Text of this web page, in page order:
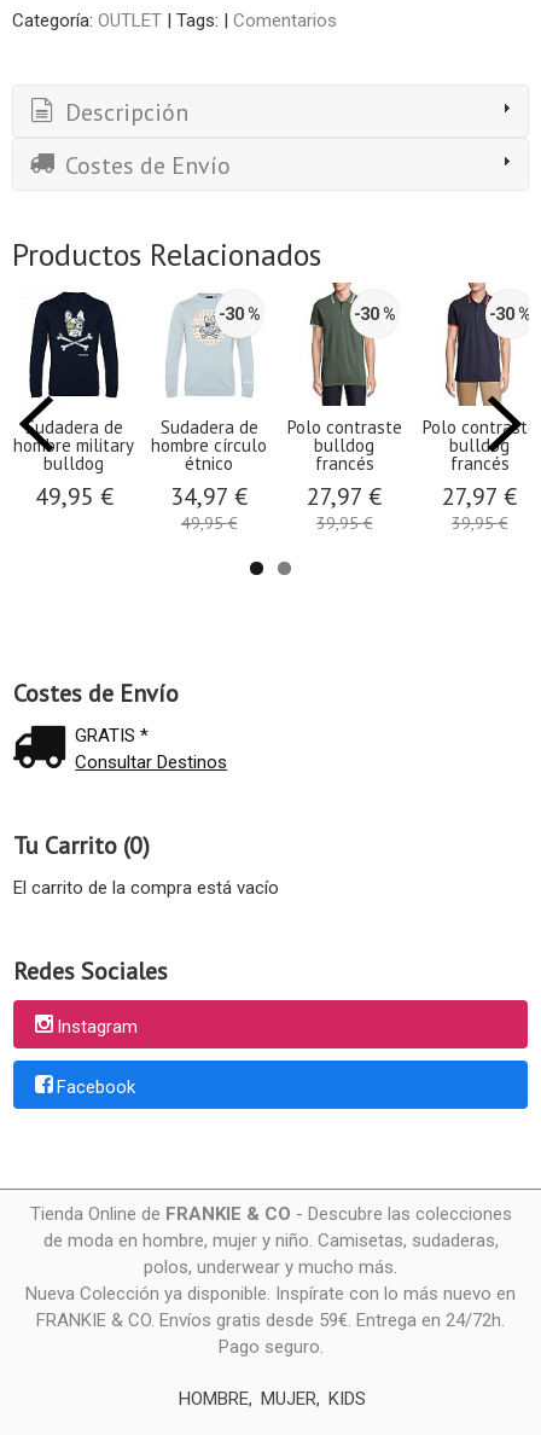
Costes de Envío
GRATIS *
Consultar Destinos
Tu Carrito (0)
El carrito de la compra está vacío
Redes Sociales
Instagram
Facebook
Categoría: OUTLET | Tags: | Comentarios
Descripción
Costes de Envío
Productos Relacionados
Sudadera de
hombre military
bulldog
49,95 €
-30 %
Sudadera de
hombre círculo
étnico
34,97 €
49,95 €
-30 %
Polo contraste
bulldog
francés
27,97 €
39,95 €
-30 %
Polo contraste
bulldog
francés
27,97 €
39,95 €
Tienda Online de FRANKIE & CO - Descubre las colecciones
de moda en hombre, mujer y niño. Camisetas, sudaderas,
polos, underwear y mucho más.
Nueva Colección ya disponible. Inspírate con lo más nuevo en
FRANKIE & CO. Envíos gratis desde 59€. Entrega en 24/72h.
Pago seguro.
HOMBRE MUJER KIDS